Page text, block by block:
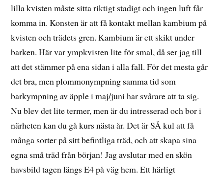
lilla kvisten måste sitta riktigt stadigt och ingen luft får
komma in. Konsten är att få kontakt mellan kambium på
kvisten och trädets gren. Kambium är ett skikt under
barken. Här var ympkvisten lite för smal, då ser jag till
att det stämmer på ena sidan i alla fall. För det mesta går
det bra, men plommonympning samma tid som
barkympning av äpple i maj/juni har svårare att ta sig.
Nu blev det lite termer, men är du intresserad och bor i
närheten kan du gå kurs nästa år. Det är SÅ kul att få
många sorter på sitt befintliga träd, och att skapa sina
egna små träd från början! Jag avslutar med en skön
havsbild tagen längs E4 på väg hem. Ett härligt